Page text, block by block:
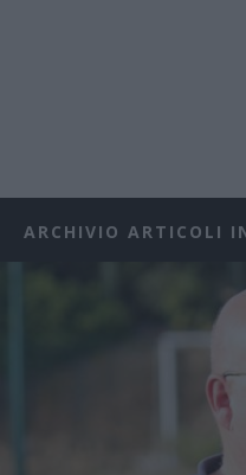
ARCHIVIO ARTICOLI